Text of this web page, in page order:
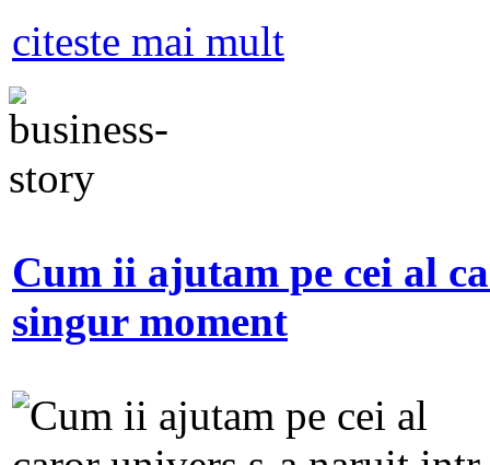
citeste mai mult
Cum ii ajutam pe cei al
singur moment